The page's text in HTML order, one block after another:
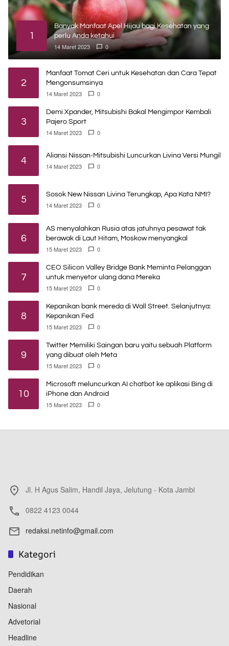
1
Banyak Manfaat Apel Hijau bagi Kesehatan yang
perlu Anda ketahui
14 Maret 2023 0
2
Manfaat Tomat Ceri untuk Kesehatan dan Cara Tepat
Mengonsumsinya
14 Maret 2023 0
3
Demi Xpander, Mitsubishi Bakal Mengimpor Kembali
Pajero Sport
14 Maret 2023 0
4 Aliansi Nissan-Mitsubishi Luncurkan Livina Versi Mungil
14 Maret 2023 0
5 Sosok New Nissan Livina Terungkap, Apa Kata NMI?
14 Maret 2023 0
6
AS menyalahkan Rusia atas jatuhnya pesawat tak
berawak di Laut Hitam, Moskow menyangkal
15 Maret 2023 0
7
CEO Silicon Valley Bridge Bank Meminta Pelanggan
untuk menyetor ulang dana Mereka
15 Maret 2023 0
8
Kepanikan bank mereda di Wall Street. Selanjutnya:
Kepanikan Fed
15 Maret 2023 0
9
Twitter Memiliki Saingan baru yaitu sebuah Platform
yang dibuat oleh Meta
15 Maret 2023 0
10
Microsoft meluncurkan AI chatbot ke aplikasi Bing di
iPhone dan Android
15 Maret 2023 0
Jl. H Agus Salim, Handil Jaya, Jelutung - Kota Jambi
0822 4123 0044
redaksi.netinfo@gmail.com
Kategori
Pendidikan
Daerah
Nasional
Advetorial
Headline